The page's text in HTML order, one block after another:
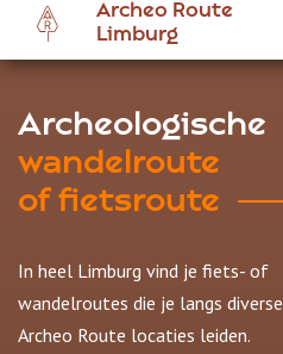
Overslaan
gaan
Archeo Route
Limburg
Archeologische
wandelroute
of fietsroute
In heel Limburg vind je fiets- of
wandelroutes die je langs diverse
Archeo Route locaties leiden.